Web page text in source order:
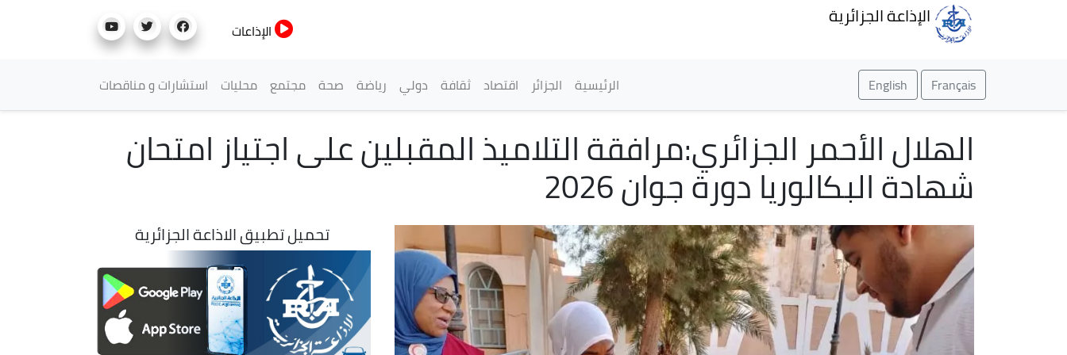
الإذاعة الجزائرية
الإذاعات
Français
English القائمة الرئيسية
الرئيسية الجزائر اقتصاد ثقافة دولي رياضة صحة مجتمع محليات استشارات و مناقصات
الهلال الأحمر الجزائري:مرافقة التلاميذ المقبلين على اجتياز امتحان
شهادة البكالوريا دورة جوان 2026​
تحميل تطبيق الاذاعة الجزائرية